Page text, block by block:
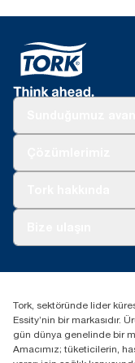
(+90) 216 560 13
Essity Turkey
Anonim Şirketi
D-100 Güney
K:9 34953 Kartal
Tork, sektöründe lider
Essity’nin bir
gün dünya genelinde bir
Amacımız; tüketicilerin,